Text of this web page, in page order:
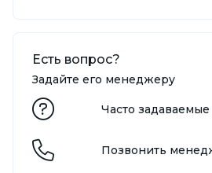
Есть вопрос?
Задайте его менеджеру
Часто
Позвонить